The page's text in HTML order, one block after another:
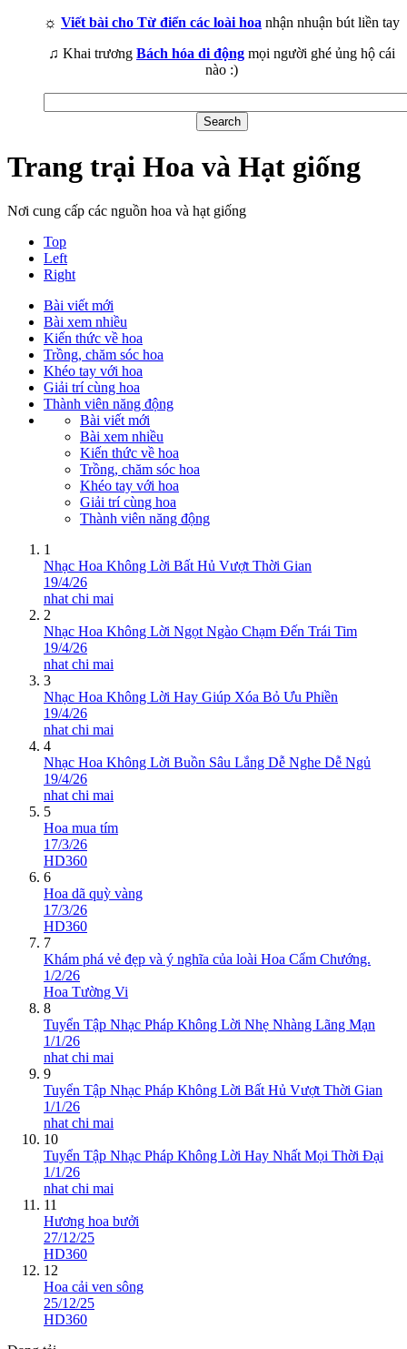
☼ Viết bài cho Từ điển các loài hoa nhận nhuận bút liền tay
♫ Khai trương Bách hóa di động mọi người ghé ủng hộ cái
nào :)
Trang trại Hoa và Hạt giống
Nơi cung cấp các nguồn hoa và hạt giống
Top
Left
Right
Bài viết mới
Bài xem nhiều
Kiến thức về hoa
Trồng, chăm sóc hoa
Khéo tay với hoa
Giải trí cùng hoa
Thành viên năng động
Bài viết mới
Bài xem nhiều
Kiến thức về hoa
Trồng, chăm sóc hoa
Khéo tay với hoa
Giải trí cùng hoa
Thành viên năng động
1
Nhạc Hoa Không Lời Bất Hủ Vượt Thời Gian
19/4/26
nhat chi mai
2
Nhạc Hoa Không Lời Ngọt Ngào Chạm Đến Trái Tim
19/4/26
nhat chi mai
3
Nhạc Hoa Không Lời Hay Giúp Xóa Bỏ Ưu Phiền
19/4/26
nhat chi mai
4
Nhạc Hoa Không Lời Buồn Sâu Lắng Dễ Nghe Dễ Ngủ
19/4/26
nhat chi mai
5
Hoa mua tím
17/3/26
HD360
6
Hoa dã quỳ vàng
17/3/26
HD360
7
Khám phá vẻ đẹp và ý nghĩa của loài Hoa Cẩm Chướng.
1/2/26
Hoa Tường Vi
8
Tuyển Tập Nhạc Pháp Không Lời Nhẹ Nhàng Lãng Mạn
1/1/26
nhat chi mai
9
Tuyển Tập Nhạc Pháp Không Lời Bất Hủ Vượt Thời Gian
1/1/26
nhat chi mai
10
Tuyển Tập Nhạc Pháp Không Lời Hay Nhất Mọi Thời Đại
1/1/26
nhat chi mai
11
Hương hoa bưởi
27/12/25
HD360
12
Hoa cải ven sông
25/12/25
HD360